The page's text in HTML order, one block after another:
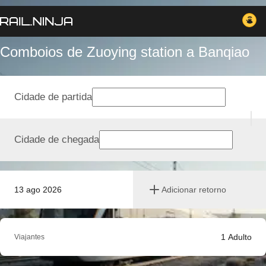
Comboios de Zuoying station a Banqiao
13 ago 2026 Adicionar retorno
Cidade de partida
Cidade de chegada
Viajantes 1 Adulto